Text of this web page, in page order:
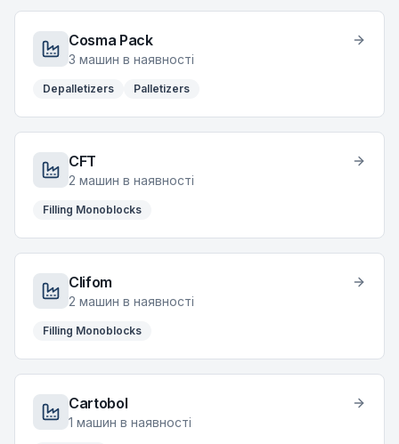
Cosma Pack
3 машин в наявності
Depalletizers Palletizers
CFT
2 машин в наявності
Filling Monoblocks
Clifom
2 машин в наявності
Filling Monoblocks
Cartobol
1 машин в наявності